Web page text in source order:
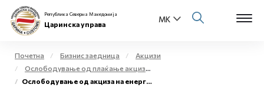
За нас
Република Северна Македонија
Царинска управа
Почетна Бизнис заедница
Акцизи
Ослободување од плаќање акциза и повластено користење на акцизни добра
Ослободување од акциза на енергенти при реализација на проекти